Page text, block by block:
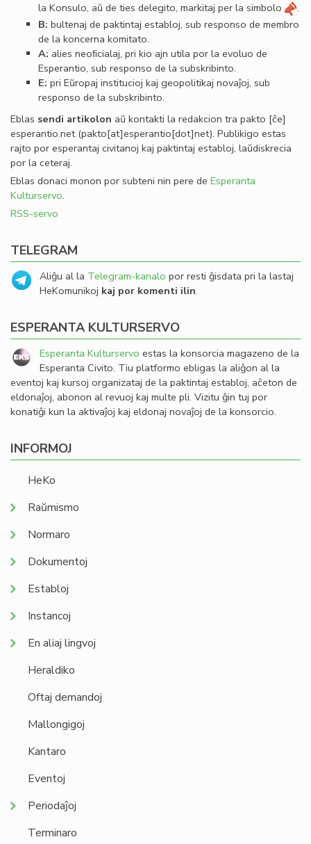
la Konsulo, aŭ de ties delegito, markitaj per la simbolo
.
B: bultenaj de paktintaj establoj, sub responso de membro
de la koncerna komitato.
A: alies neoﬁcialaj, pri kio ajn utila por la evoluo de
Esperantio, sub responso de la subskribinto.
E: pri Eŭropaj institucioj kaj geopolitikaj novaĵoj, sub
responso de la subskribinto.
Eblas sendi artikolon aŭ kontakti la redakcion tra pakto [ĉe]
esperantio.net(pakto[at]esperantio[dot]net). Publikigo estas
rajto por esperantaj civitanoj kaj paktintaj establoj, laŭdiskrecia
por la ceteraj.
Eblas donaci monon por subteni nin pere de Esperanta
Kulturservo.
RSS-servo
TELEGRAM
Aliĝu al la Telegram-kanalo por resti ĝisdata pri la lastaj
HeKomunikoj kaj por komenti ilin.
ESPERANTA KULTURSERVO
Esperanta Kulturservo estas la konsorcia magazeno de la
Esperanta Civito. Tiu platformo ebligas la aliĝon al la
eventoj kaj kursoj organizataj de la paktintaj establoj, aĉeton de
eldonaĵoj, abonon al revuoj kaj multe pli. Vizitu ĝin tuj por
konatiĝi kun la aktivaĵoj kaj eldonaj novaĵoj de la konsorcio.
INFORMOJ
HeKo
Raŭmismo
Normaro
Dokumentoj
Establoj
Instancoj
En aliaj lingvoj
Heraldiko
Oftaj demandoj
Mallongigoj
Kantaro
Eventoj
Periodaĵoj
Terminaro